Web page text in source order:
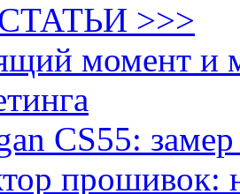
>>>
момент и
CS55:
прошивок: